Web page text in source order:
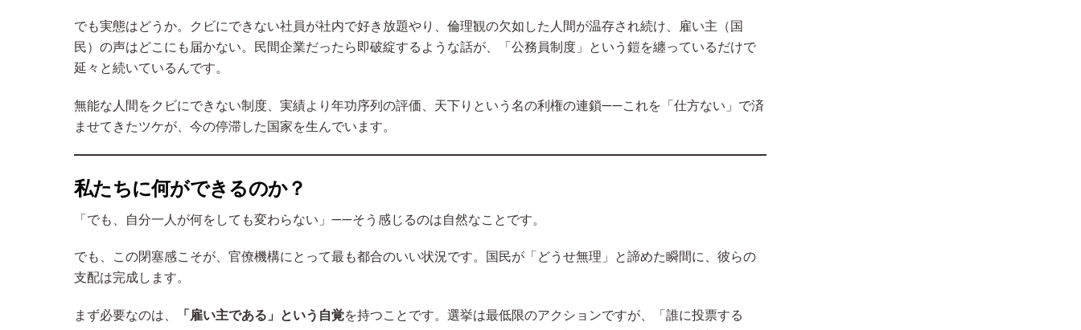
でも実態はどうか。クビにできない社員が社内で好き放題やり、倫理観の欠如した人間が温存され続け、雇い主（国
民）の声はどこにも届かない。民間企業だったら即破綻するような話が、「公務員制度」という鎧を纏っているだけで
延々と続いているんです。
無能な人間をクビにできない制度、実績より年功序列の評価、天下りという名の利権の連鎖——これを「仕方ない」で済
ませてきたツケが、今の停滞した国家を生んでいます。
私たちに何ができるのか？
「でも、自分一人が何をしても変わらない」——そう感じるのは自然なことです。
でも、この閉塞感こそが、官僚機構にとって最も都合のいい状況です。国民が「どうせ無理」と諦めた瞬間に、彼らの
支配は完成します。
まず必要なのは、 「雇い主である」という自覚を持つことです。選挙は最低限のアクションですが、「誰に投票する